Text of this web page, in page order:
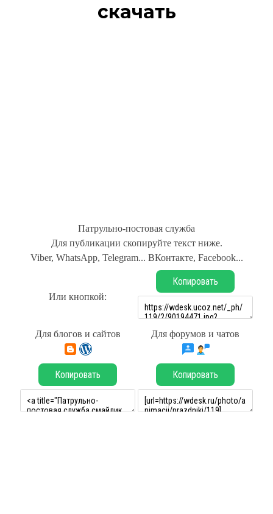
скачать
Патрульно-постовая служба
Для публикации скопируйте текст ниже.
Viber, WhatsApp, Telegram... ВКонтакте, Facebook...
Или кнопкой:
Копировать
Для блогов и сайтов Для форумов и чатов
Копировать Копировать